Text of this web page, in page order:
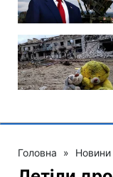
Головна » Новини